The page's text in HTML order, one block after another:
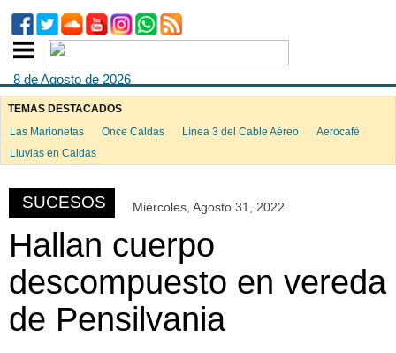
8 de Agosto de 2026
TEMAS DESTACADOS
Las Marionetas
Once Caldas Línea 3 del Cable Aéreo
Aerocafé
Lluvias en Caldas
SUCESOS Miércoles, Agosto 31, 2022
Hallan cuerpo
descompuesto en vereda
de Pensilvania